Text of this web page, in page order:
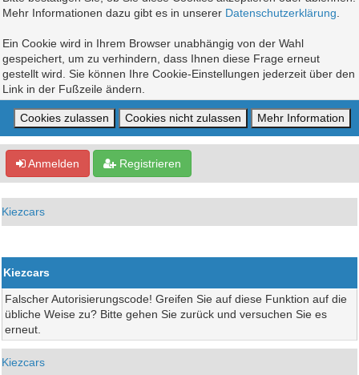
Mehr Informationen dazu gibt es in unserer Datenschutzerklärung
Ein Cookie wird in Ihrem Browser unabhängig von der Wahl
gespeichert, um zu verhindern, dass Ihnen diese Frage erneut
gestellt wird. Sie können Ihre Cookie-Einstellungen jederzeit über den
Link in der Fußzeile ändern.
Anmelden Registrieren
Kiezcars
Kiezcars
Falscher Autorisierungscode! Greifen Sie auf diese Funktion auf die
übliche Weise zu? Bitte gehen Sie zurück und versuchen Sie es
erneut.
Kiezcars